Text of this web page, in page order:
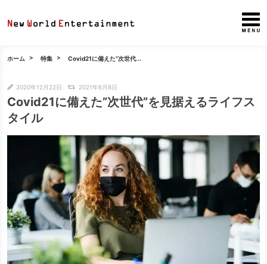
ホーム 特集 Covid21に備えた”次世代...
2020年12月22日 2021年6月8日
Covid21に備えた”次世代”を見据えるライフス
タイル